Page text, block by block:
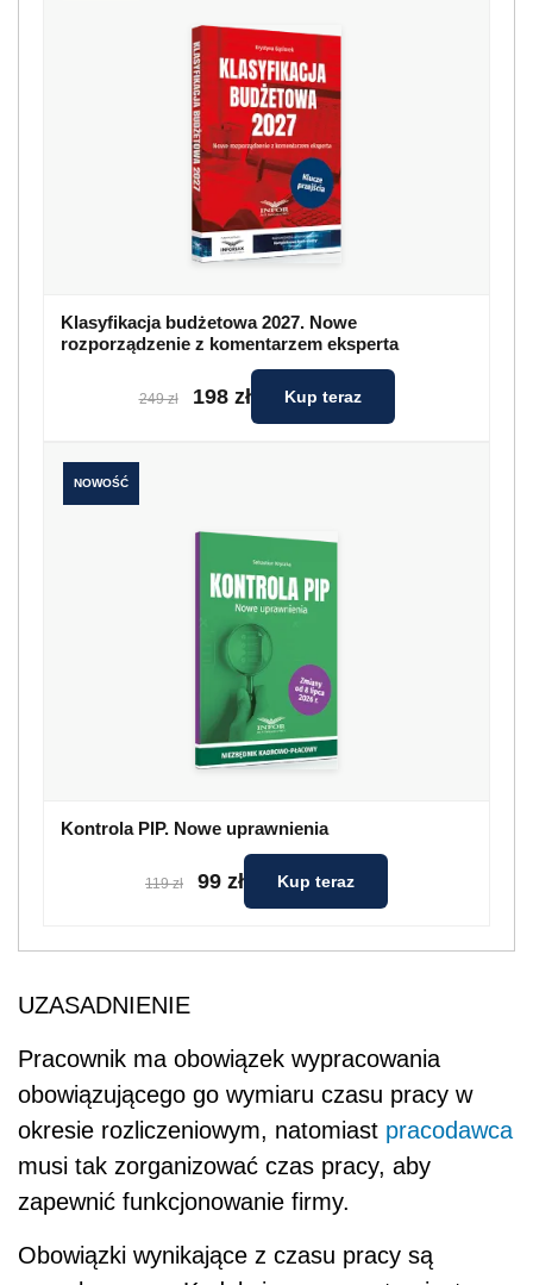
Klasyfikacja budżetowa 2027. Nowe
rozporządzenie z komentarzem eksperta
249 zł 198 zł Kup teraz
NOWOŚĆ
Kontrola PIP. Nowe uprawnienia
119 zł 99 zł Kup teraz
UZASADNIENIE
Pracownik ma obowiązek wypracowania
obowiązującego go wymiaru czasu pracy w
okresie rozliczeniowym, natomiast pracodawca
musi tak zorganizować czas pracy, aby
zapewnić funkcjonowanie firmy.
Obowiązki wynikające z czasu pracy są